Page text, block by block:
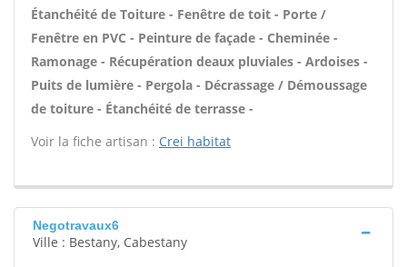
Étanchéité de Toiture - Fenêtre de toit - Porte /
Fenêtre en PVC - Peinture de façade - Cheminée -
Ramonage - Récupération deaux pluviales - Ardoises -
Puits de lumière - Pergola - Décrassage / Démoussage
de toiture - Étanchéité de terrasse -
Voir la fiche artisan : Crei habitat
Negotravaux6
Ville : Bestany, Cabestany